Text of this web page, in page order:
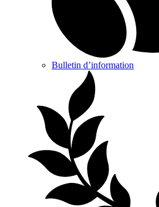
Bulletin d’information